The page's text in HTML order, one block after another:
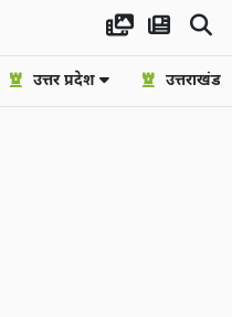
उत्तर प्रदेश उत्तराखंड